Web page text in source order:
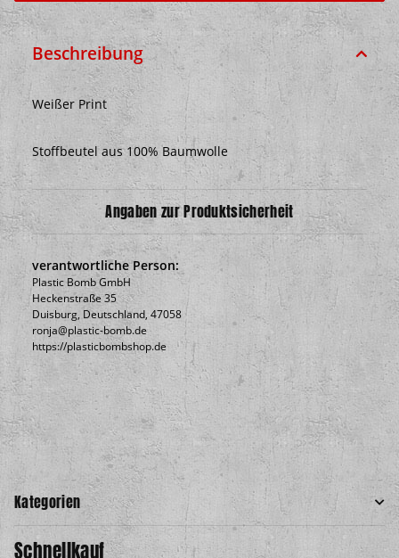
Beschreibung
Weißer Print
Stoffbeutel aus 100% Baumwolle
Angaben zur Produktsicherheit
verantwortliche Person:
Plastic Bomb GmbH
Heckenstraße 35
Duisburg, Deutschland, 47058
ronja@plastic-bomb.de
https://plasticbombshop.de
Kategorien
Schnellkauf